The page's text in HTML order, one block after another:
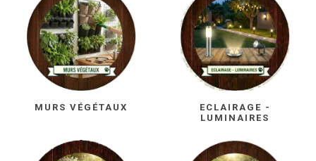
MURS VÉGÉTAUX
ECLAIRAGE -
LUMINAIRES